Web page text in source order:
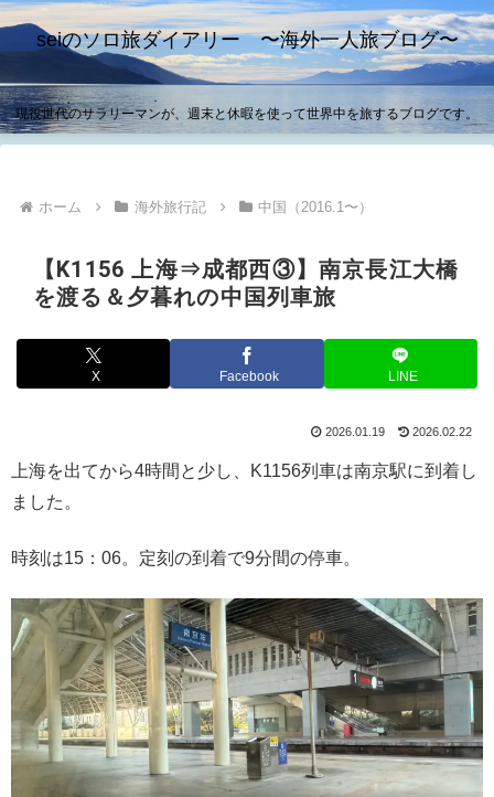
seiのソロ旅ダイアリー 〜海外一人旅ブログ〜
現役世代のサラリーマンが、週末と休暇を使って世界中を旅するブログです。
ホーム 海外旅行記 中国（2016.1〜）
【K1156 上海⇒成都西③】南京長江大橋
を渡る＆夕暮れの中国列車旅
X Facebook LINE
2026.01.19 2026.02.22
上海を出てから4時間と少し、K1156列車は南京駅に到着し
ました。
時刻は15：06。定刻の到着で9分間の停車。